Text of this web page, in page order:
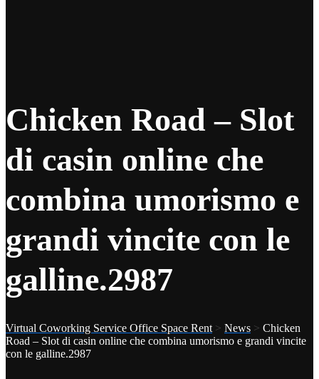
Chicken Road – Slot
di casin online che
combina umorismo e
grandi vincite con le
galline.2987
Virtual Coworking Service Office Space Rent > News > Chicken
Road – Slot di casin online che combina umorismo e grandi vincite
con le galline.2987